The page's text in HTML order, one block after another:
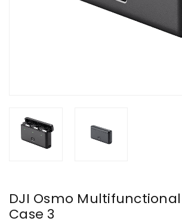
DJI Osmo
Case 3